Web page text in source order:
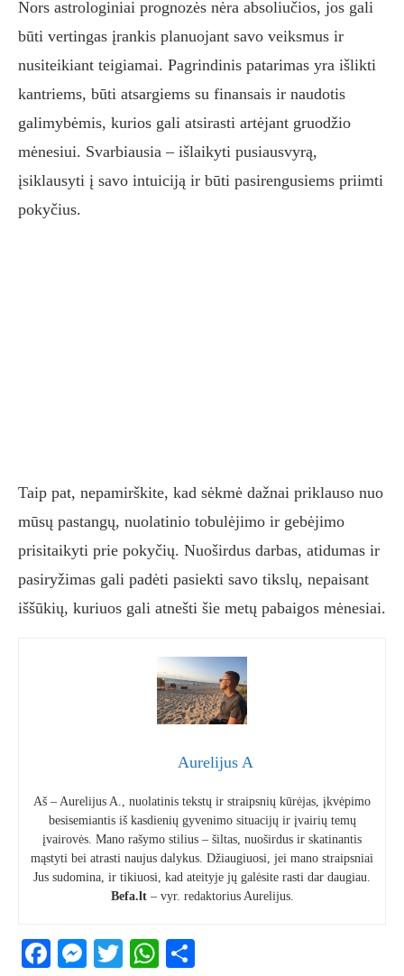
Nors astrologiniai prognozės nėra absoliučios, jos gali
būti vertingas įrankis planuojant savo veiksmus ir
nusiteikiant teigiamai. Pagrindinis patarimas yra išlikti
kantriems, būti atsargiems su finansais ir naudotis
galimybėmis, kurios gali atsirasti artėjant gruodžio
mėnesiui. Svarbiausia – išlaikyti pusiausvyrą,
įsiklausyti į savo intuiciją ir būti pasirengusiems priimti
pokyčius.
Taip pat, nepamirškite, kad sėkmė dažnai priklauso nuo
mūsų pastangų, nuolatinio tobulėjimo ir gebėjimo
prisitaikyti prie pokyčių. Nuoširdus darbas, atidumas ir
pasiryžimas gali padėti pasiekti savo tikslų, nepaisant
iššūkių, kuriuos gali atnešti šie metų pabaigos mėnesiai.
Aurelijus A
Aš – Aurelijus A., nuolatinis tekstų ir straipsnių kūrėjas, įkvėpimo
besisemiantis iš kasdienių gyvenimo situacijų ir įvairių temų
įvairovės. Mano rašymo stilius – šiltas, nuoširdus ir skatinantis
mąstyti bei atrasti naujus dalykus. Džiaugiuosi, jei mano straipsniai
Jus sudomina, ir tikiuosi, kad ateityje jų galėsite rasti dar daugiau.
Befa.lt– vyr. redaktorius Aurelijus.
Facebook
Messenger
TwitterWhatsApp